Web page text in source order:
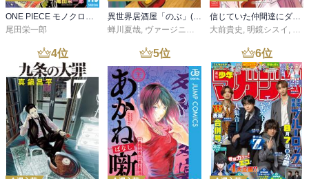
ONE PIECE モノクロ版 115
尾田栄一郎
異世界居酒屋「のぶ」(22)
蝉川夏哉, ヴァージニア二等兵 ,転
信じていた仲間達にダンジョン奥地で殺されかけたがギフト『無限ガチャ』でレベル９９９９の仲間達を手に入れて元パーティーメンバーと世界に復讐＆『ざまぁ！』します！（２３）
大前貴史 , 明鏡シスイ , ｔ
4位 5位 6位